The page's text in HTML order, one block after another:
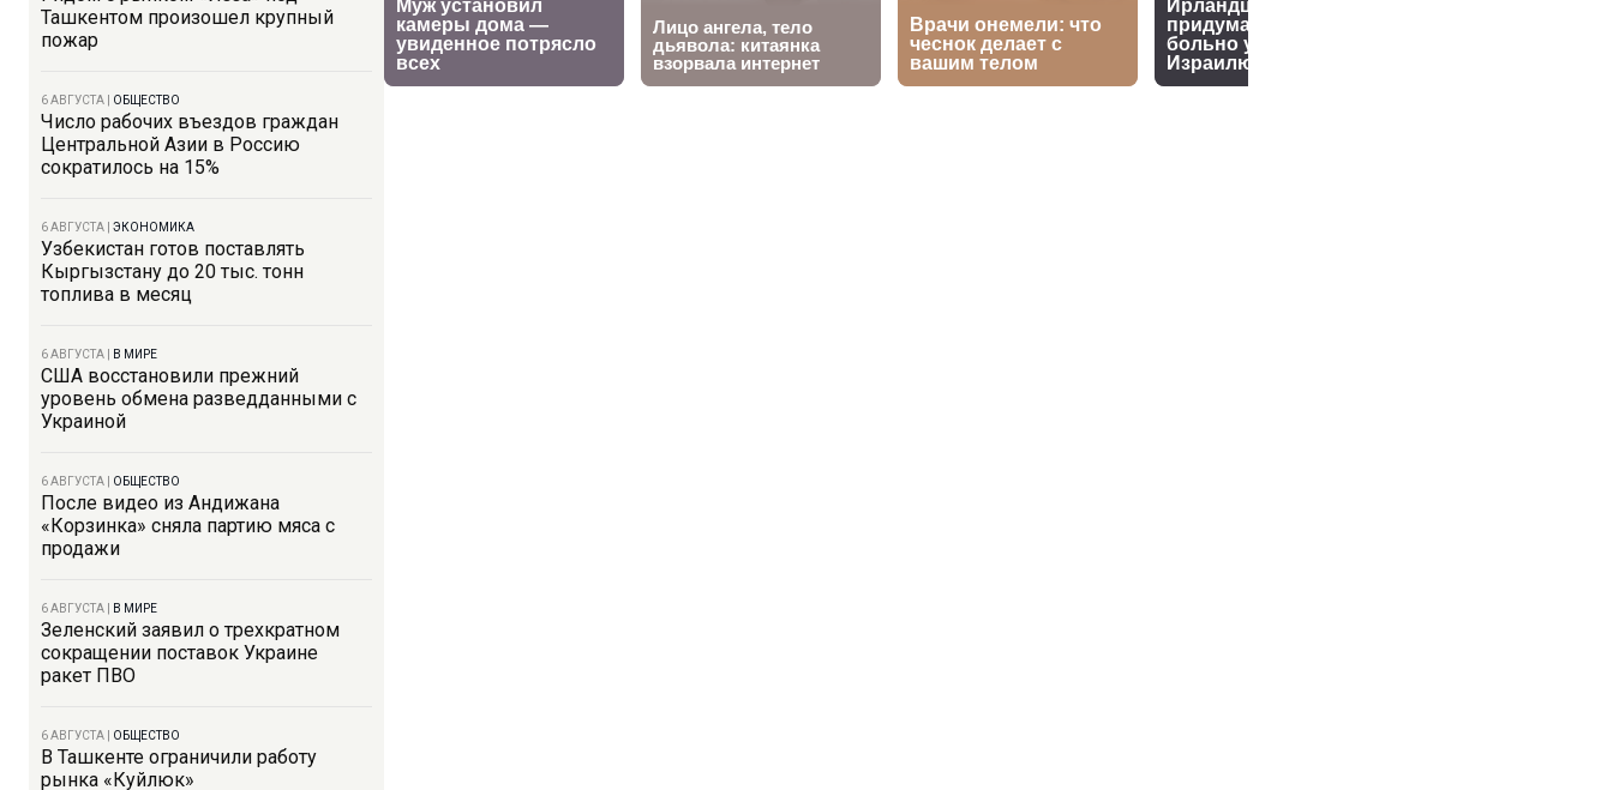
Ташкентом произошел крупный
пожар
6 АВГУСТА ОБЩЕСТВО
Число рабочих въездов граждан
Центральной Азии в Россию
сократилось на 15%
6 АВГУСТА ЭКОНОМИКА
Узбекистан готов поставлять
Кыргызстану до 20 тыс. тонн
топлива в месяц
6 АВГУСТА В МИРЕ
США восстановили прежний
уровень обмена разведданными с
Украиной
6 АВГУСТА ОБЩЕСТВО
После видео из Андижана
«Корзинка» сняла партию мяса с
продажи
6 АВГУСТА В МИРЕ
Зеленский заявил о трехкратном
сокращении поставок Украине
ракет ПВО
6 АВГУСТА ОБЩЕСТВО
В Ташкенте ограничили работу
рынка «Куйлюк»